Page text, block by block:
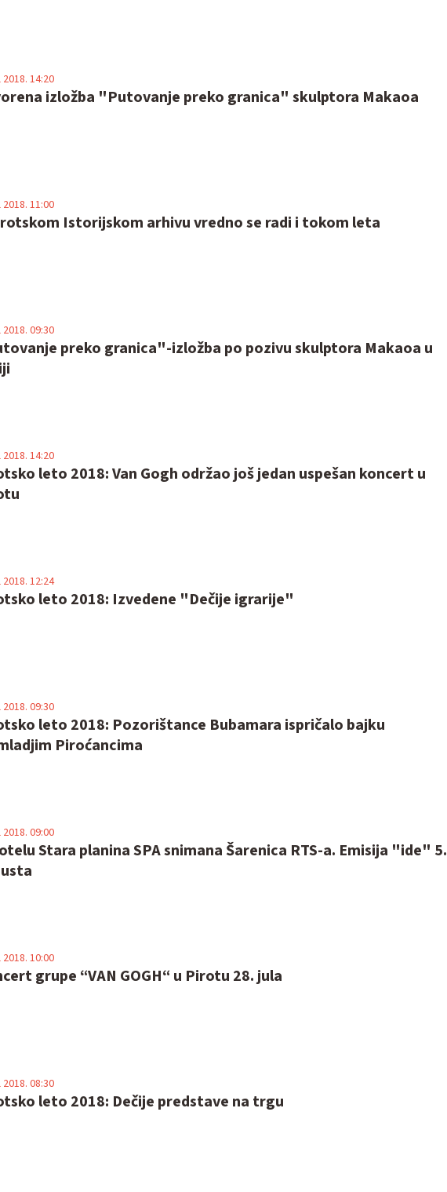
izložba "Putovanje preko granica" skulptora Makaoa
2018. 14:20
Istorijskom arhivu vredno se radi i tokom leta
2018. 11:00
preko granica"-izložba po pozivu skulptora Makaoa u
2018. 09:30
leto 2018: Van Gogh održao još jedan uspešan koncert u
2018. 14:20
leto 2018: Izvedene "Dečije igrarije"
2018. 12:24
leto 2018: Pozorištance Bubamara ispričalo bajku
Piroćancima
2018. 09:30
Stara planina SPA snimana Šarenica RTS-a. Emisija "ide" 5.
2018. 09:00
grupe “VAN GOGH“ u Pirotu 28. jula
2018. 10:00
leto 2018: Dečije predstave na trgu
2018. 08:30